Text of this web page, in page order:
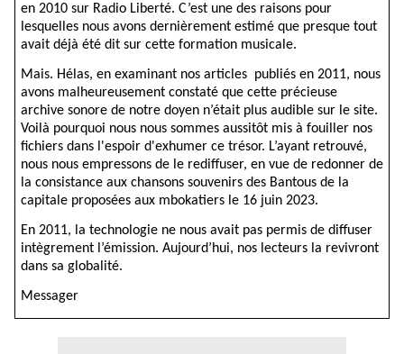
en 2010 sur Radio Liberté. C’est une des raisons pour
lesquelles nous avons dernièrement estimé que presque tout
avait déjà été dit sur cette formation musicale.
Mais. Hélas, en examinant nos articles publiés en 2011, nous
avons malheureusement constaté que cette précieuse
archive sonore de notre doyen n’était plus audible sur le site.
Voilà pourquoi nous nous sommes aussitôt mis à fouiller nos
fichiers dans l'espoir d'exhumer ce trésor. L’ayant retrouvé,
nous nous empressons de le rediffuser, en vue de redonner de
la consistance aux chansons souvenirs des Bantous de la
capitale proposées aux mbokatiers le 16 juin 2023.
En 2011, la technologie ne nous avait pas permis de diffuser
intègrement l’émission. Aujourd’hui, nos lecteurs la revivront
dans sa globalité.
Messager